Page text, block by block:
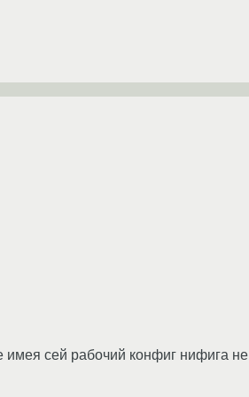
имея сей рабочий конфиг нифига не